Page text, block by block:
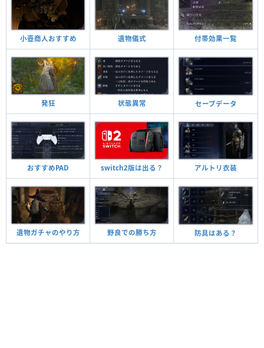
小壺商人おすすめ 遺物儀式 付帯効果一覧
発狂 状態異常 セーブデータ
おすすめPAD switch2版は出る？ アルトリ衣装
遺物ガチャのやり方 野良での勝ち方 防具はある？